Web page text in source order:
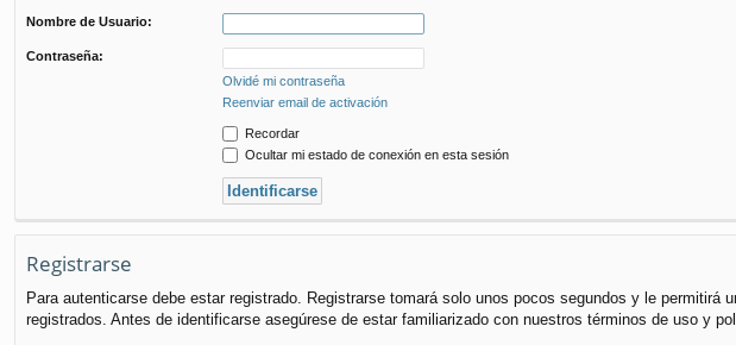
Nombre de Usuario:
Contraseña:
Olvidé mi contraseña
Reenviar email de activación
Recordar
Ocultar mi estado de conexión en esta sesión
Registrarse
Para autenticarse debe estar registrado. Registrarse tomará solo unos pocos segundos y le
registrados. Antes de identificarse asegúrese de estar familiarizado con nuestros términos de uso y